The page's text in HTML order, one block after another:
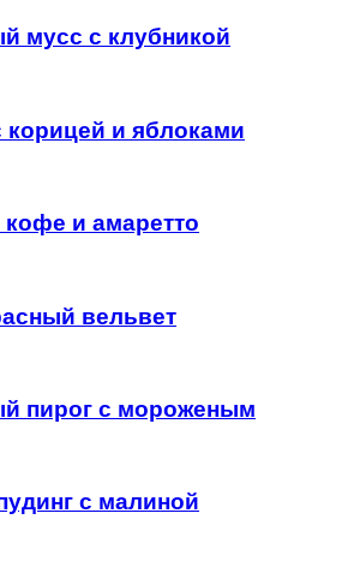
мусс с клубникой
корицей и яблоками
и амаретто
вельвет
пирог с мороженым
с малиной